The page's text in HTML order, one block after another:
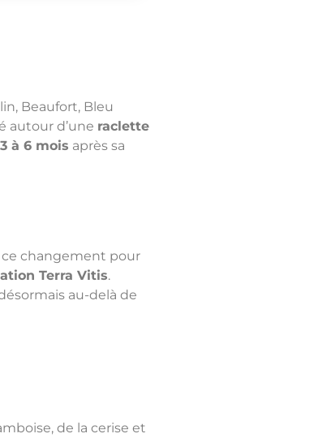
Beaufort, Bleu
autour d’une raclette
à 6 mois après sa
ce changement pour
Terra Vitis.
au-delà de
de la cerise et